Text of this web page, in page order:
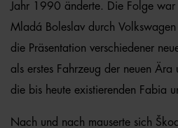
Jahr 1990 änderte. Die Folge
Mladá Boleslav durch
die Präsentation verschiedener
als erstes Fahrzeug der neuen
die bis heute existierenden Fabia
Nach und nach mauserte sich